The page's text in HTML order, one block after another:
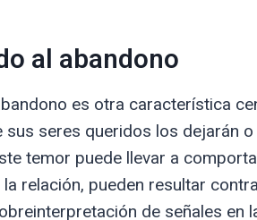
al abandono
es otra característica
sus seres queridos los dejarán
temor puede llevar a
la relación, pueden resultar
de señales en